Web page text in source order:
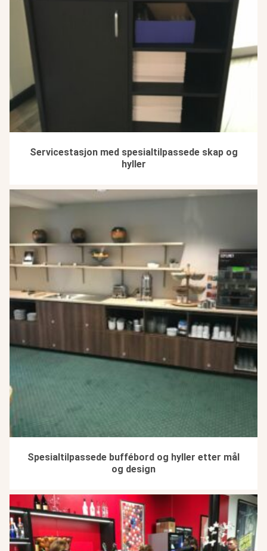
Servicestasjon med spesialtilpassede skap og
hyller
Spesialtilpassede buffébord og hyller etter mål
og design